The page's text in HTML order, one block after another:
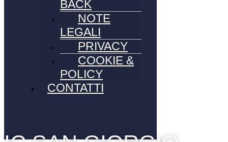
BACK
NOTE
LEGALI
PRIVACY
COOKIE &
POLICY
CONTATTI